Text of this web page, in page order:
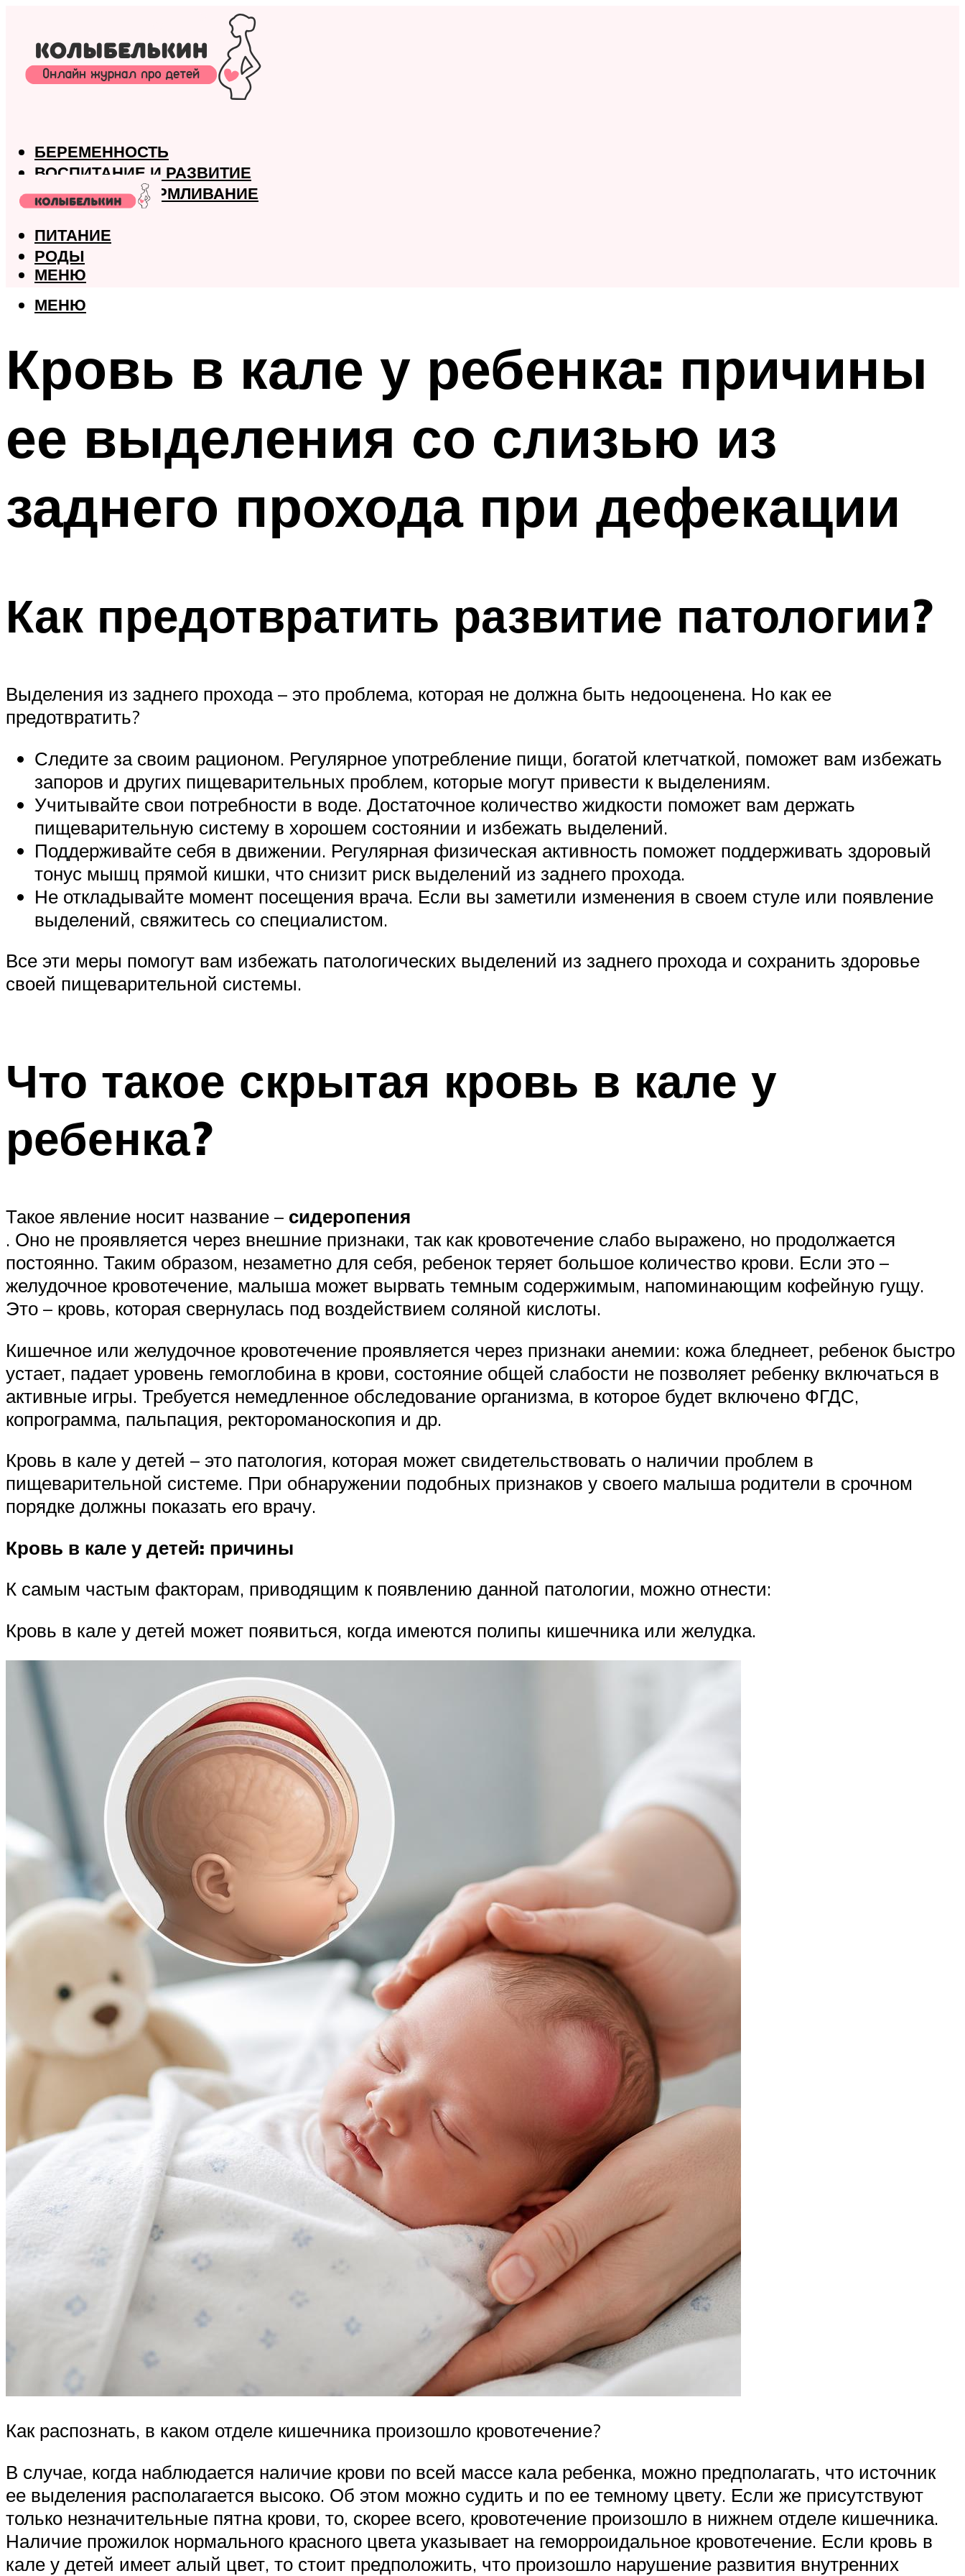
БЕРЕМЕННОСТЬ
ВОСПИТАНИЕ И РАЗВИТИЕ
ГРУДНОЕ ВСКАРМЛИВАНИЕ
ЗДОРОВЬЕ
ПИТАНИЕ
РОДЫ
МЕНЮ
МЕНЮ
Кровь в кале у ребенка: причины
ее выделения со слизью из
заднего прохода при дефекации
Как предотвратить развитие патологии?
Выделения из заднего прохода – это проблема, которая не должна быть недооценена. Но как ее
предотвратить?
Следите за своим рационом. Регулярное употребление пищи, богатой клетчаткой, поможет вам избежать
запоров и других пищеварительных проблем, которые могут привести к выделениям.
Учитывайте свои потребности в воде. Достаточное количество жидкости поможет вам держать
пищеварительную систему в хорошем состоянии и избежать выделений.
Поддерживайте себя в движении. Регулярная физическая активность поможет поддерживать здоровый
тонус мышц прямой кишки, что снизит риск выделений из заднего прохода.
Не откладывайте момент посещения врача. Если вы заметили изменения в своем стуле или появление
выделений, свяжитесь со специалистом.
Все эти меры помогут вам избежать патологических выделений из заднего прохода и сохранить здоровье
своей пищеварительной системы.
Что такое скрытая кровь в кале у
ребенка?
Такое явление носит название – сидеропения
. Оно не проявляется через внешние признаки, так как кровотечение слабо выражено, но продолжается
постоянно. Таким образом, незаметно для себя, ребенок теряет большое количество крови. Если это –
желудочное кровотечение, малыша может вырвать темным содержимым, напоминающим кофейную гущу.
Это – кровь, которая свернулась под воздействием соляной кислоты.
Кишечное или желудочное кровотечение проявляется через признаки анемии: кожа бледнеет, ребенок быстро
устает, падает уровень гемоглобина в крови, состояние общей слабости не позволяет ребенку включаться в
активные игры. Требуется немедленное обследование организма, в которое будет включено ФГДС,
копрограмма, пальпация, ректороманоскопия и др.
Кровь в кале у детей – это патология, которая может свидетельствовать о наличии проблем в
пищеварительной системе. При обнаружении подобных признаков у своего малыша родители в срочном
порядке должны показать его врачу.
Кровь в кале у детей: причины
К самым частым факторам, приводящим к появлению данной патологии, можно отнести:
Кровь в кале у детей может появиться, когда имеются полипы кишечника или желудка.
Как распознать, в каком отделе кишечника произошло кровотечение?
В случае, когда наблюдается наличие крови по всей массе кала ребенка, можно предполагать, что источник
ее выделения располагается высоко. Об этом можно судить и по ее темному цвету. Если же присутствуют
только незначительные пятна крови, то, скорее всего, кровотечение произошло в нижнем отделе кишечника.
Наличие прожилок нормального красного цвета указывает на геморроидальное кровотечение. Если кровь в
кале у детей имеет алый цвет, то стоит предположить, что произошло нарушение развития внутренних